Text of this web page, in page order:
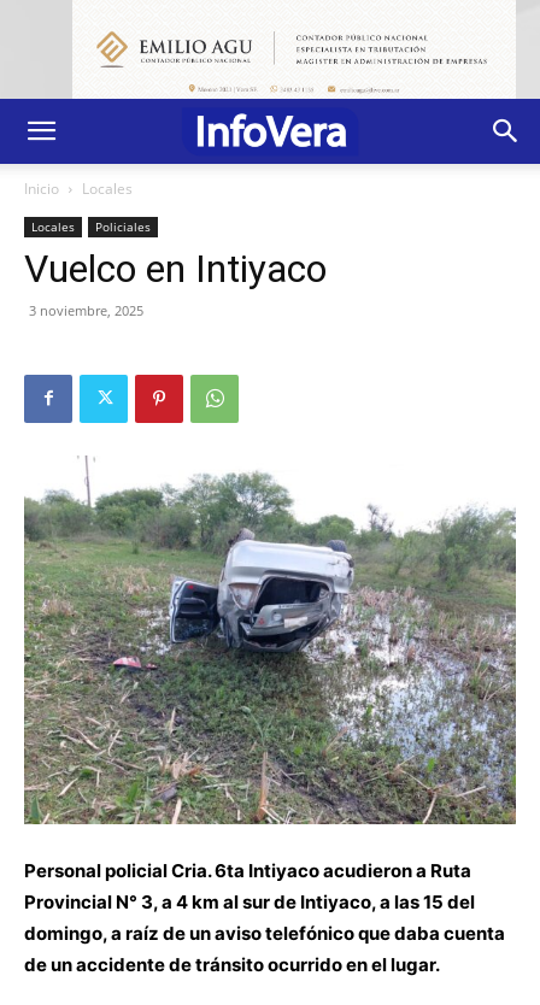
Inicio Locales
Locales Policiales
Vuelco en Intiyaco
3 noviembre, 2025
Personal policial Cria. 6ta Intiyaco acudieron a Ruta
Provincial N° 3, a 4 km al sur de Intiyaco, a las 15 del
domingo, a raíz de un aviso telefónico que daba cuenta
de un accidente de tránsito ocurrido en el lugar.